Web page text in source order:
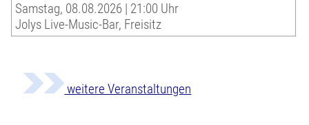
Samstag, 08.08.2026 | 21:00 Uhr
Jolys Live-Music-Bar, Freisitz
weitere Veranstaltungen